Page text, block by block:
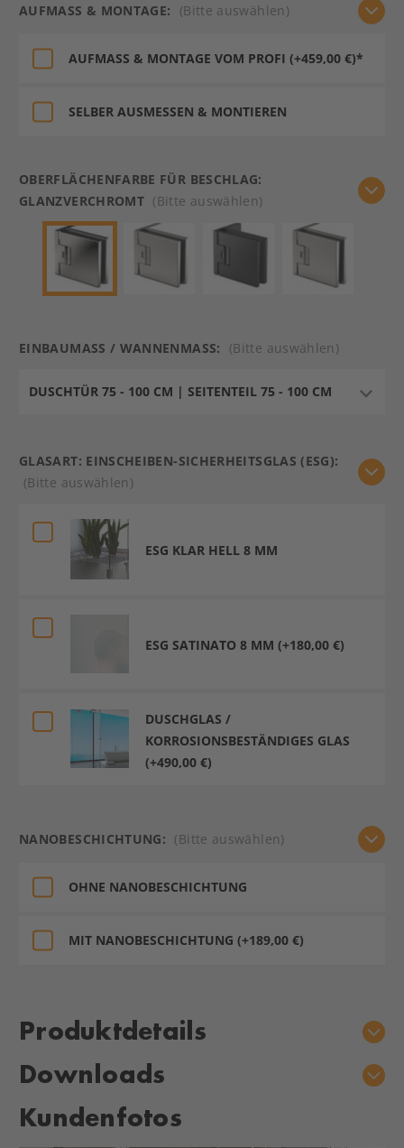
AUFMASS & MONTAGE: (Bitte auswählen)
AUFMASS & MONTAGE VOM PROFI (+459,00 €)*
SELBER AUSMESSEN & MONTIEREN
OBERFLÄCHENFARBE FÜR BESCHLAG:
GLANZVERCHROMT (Bitte auswählen)
EINBAUMASS / WANNENMASS: (Bitte auswählen)
GLASART: EINSCHEIBEN-SICHERHEITSGLAS (ESG):
(Bitte auswählen)
ESG KLAR HELL 8 MM
ESG SATINATO 8 MM (+180,00 €)
DUSCHGLAS /
KORROSIONSBESTÄNDIGES GLAS
(+490,00 €)
NANOBESCHICHTUNG: (Bitte auswählen)
OHNE NANOBESCHICHTUNG
MIT NANOBESCHICHTUNG (+189,00 €)
Lagerbestand:
Produktdetails
Downloads
Kundenfotos